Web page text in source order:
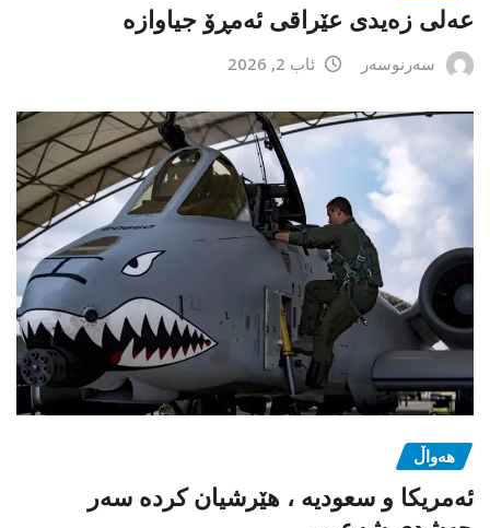
عەلی زەیدی عێراقی ئەمڕۆ جیاوازە
سەرنوسەر ئاب 2, 2026
هەواڵ
ئەمریکا و سعودیە ، هێرشیان کردە سەر